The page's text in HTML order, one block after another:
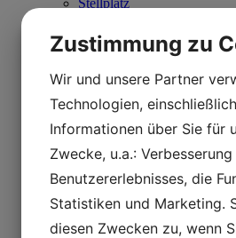
Stellplatz
Denmark’s largest royal hall
Laden Sie
Tagesprogramm
Schulen
Ausbildungskurse
Die Eisenzeit im
Unterricht in der
Der Unterricht in den
Unterricht in
Camp-Schulen
Auf eigene Faust
Erlebnisse
Zustimmung zu
Wir und unsere Partner
Technologien,
Informationen über Sie für
Zwecke, u.a.:
Benutzererlebnisses, die
Statistiken und Marketing.
diesen Zwecken zu, wenn